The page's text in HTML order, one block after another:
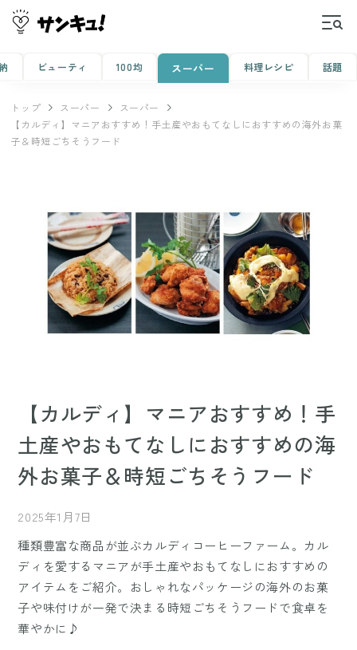
ビューティ 100均 スーパー 料理レシピ 話題
トップ スーパー
スーパー
【カルディ】マニアおすすめ！手土産やおもてなしにおすすめの海外お菓
子＆時短ごちそうフード
【カルディ】マニアおすすめ！手
土産やおもてなしにおすすめの海
外お菓子＆時短ごちそうフード
2025年1月7日
種類豊富な商品が並ぶカルディコーヒーファーム。カル
ディを愛するマニアが手土産やおもてなしにおすすめの
アイテムをご紹介。おしゃれなパッケージの海外のお菓
子や味付けが一発で決まる時短ごちそうフードで食卓を
華やかに♪